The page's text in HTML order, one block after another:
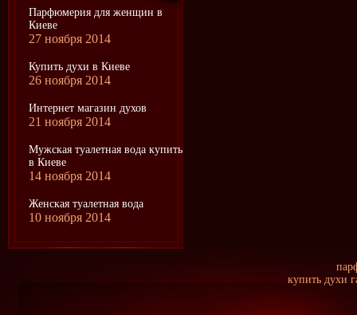
Парфюмерия для женщин в
Киеве
27 ноября 2014
Купить духи в Киеве
26 ноября 2014
Интернет магазин духов
21 ноября 2014
Мужская туалетная вода купить
в Киеве
14 ноября 2014
Женская туалетная вода
10 ноября 2014
купить духи